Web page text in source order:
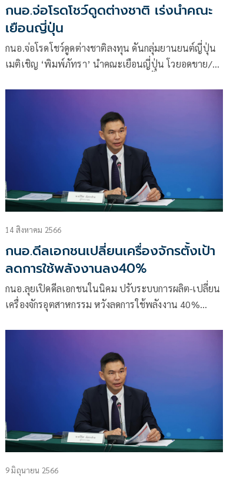
กนอ.จ่อโรดโชว์ดูดต่างชาติ เร่งนำคณะ
เยือนญี่ปุ่น
กนอ.จ่อโรดโชว์ดูดต่างชาติลงทุน ดันกลุ่มยานยนต์ญี่ปุ่น
เมติเชิญ ‘พิมพ์ภัทรา’ นำคณะเยือนญี่ปุ่น โวยอดขาย/
14 สิงหาคม 2566
กนอ.ดีลเอกชนเปลี่ยนเครื่องจักรตั้งเป้า
ลดการใช้พลังงานลง40%
กนอ.ลุยเปิดดีลเอกชนในนิคม ปรับระบบการผลิต-เปลี่ยน
เครื่องจักรอุตสาหกรรม หวังลดการใช้พลังงาน 40%
9 มิถุนายน 2566